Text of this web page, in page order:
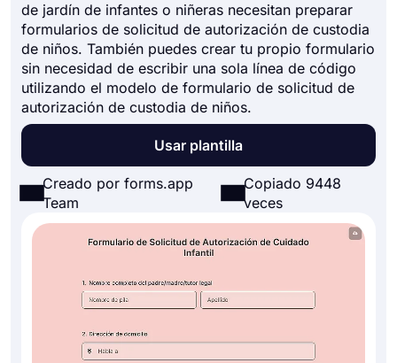
de jardín de infantes o niñeras necesitan preparar
formularios de solicitud de autorización de custodia
de niños. También puedes crear tu propio formulario
sin necesidad de escribir una sola línea de código
utilizando el modelo de formulario de solicitud de
autorización de custodia de niños.
Usar plantilla
Creado por forms.app
Team
Copiado 9448
veces